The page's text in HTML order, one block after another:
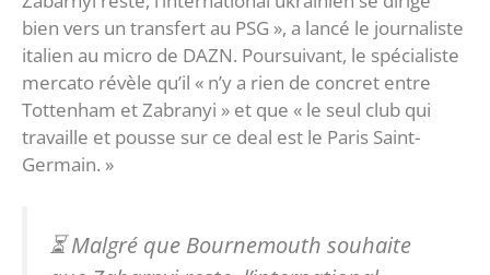
bien vers un transfert au PSG », a lancé le journaliste
italien au micro de DAZN. Poursuivant, le spécialiste
mercato révèle qu’il « n’y a rien de concret entre
Tottenham et Zabranyi » et que « le seul club qui
travaille et pousse sur ce deal est le Paris Saint-
Germain. »
⏳ Malgré que Bournemouth souhaite